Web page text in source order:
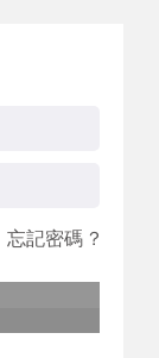
忘記密碼 ?